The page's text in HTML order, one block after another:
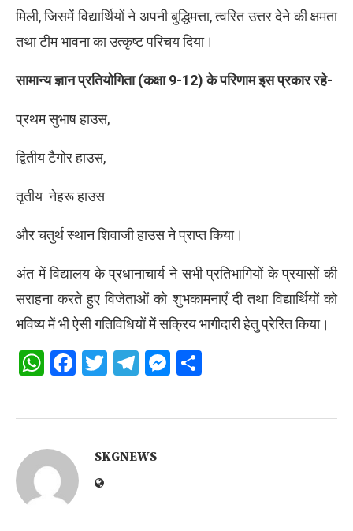
मिली, जिसमें विद्यार्थियों ने अपनी बुद्धिमत्ता, त्वरित उत्तर देने की क्षमता
तथा टीम भावना का उत्कृष्ट परिचय दिया।
सामान्य ज्ञान प्रतियोगिता (कक्षा 9-12) के परिणाम इस प्रकार रहे-
प्रथम सुभाष हाउस,
द्वितीय टैगोर हाउस,
तृतीय नेहरू हाउस
और चतुर्थ स्थान शिवाजी हाउस ने प्राप्त किया।
अंत में विद्यालय के प्रधानाचार्य ने सभी प्रतिभागियों के प्रयासों की
सराहना करते हुए विजेताओं को शुभकामनाएँ दी तथा विद्यार्थियों को
भविष्य में भी ऐसी गतिविधियों में सक्रिय भागीदारी हेतु प्रेरित किया।
WhatsApp
Facebook
Twitter
Telegram
Messenger
SKGNEWS